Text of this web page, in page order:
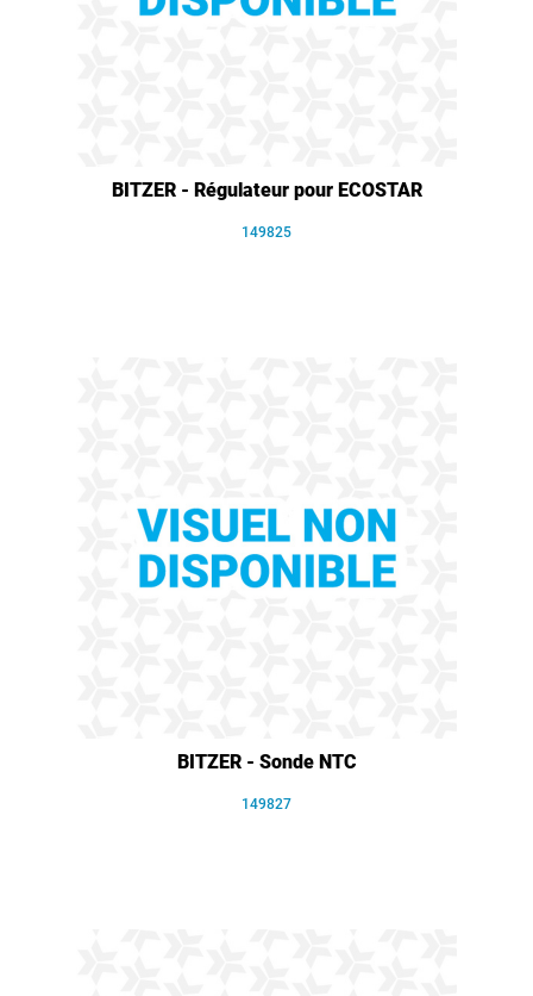
BITZER - Régulateur pour ECOSTAR
149825
BITZER - Sonde NTC
149827